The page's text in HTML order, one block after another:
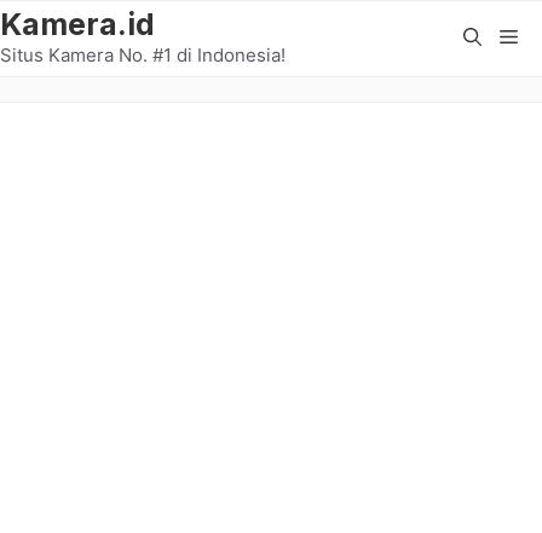
Langsung
ke
Kamera.id
Situs Kamera No. #1 di Indonesia!